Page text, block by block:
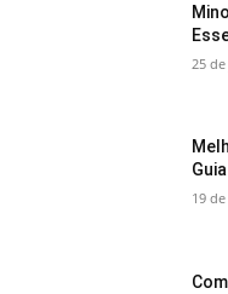
25
19